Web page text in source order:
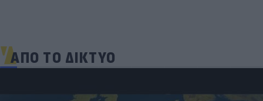
ΑΠΟ ΤΟ ΔΙΚΤΥΟ